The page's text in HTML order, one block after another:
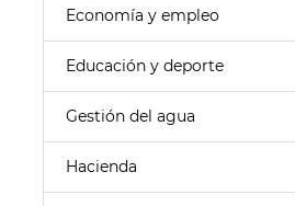
Economía y empleo
Educación y deporte
Gestión del agua
Hacienda